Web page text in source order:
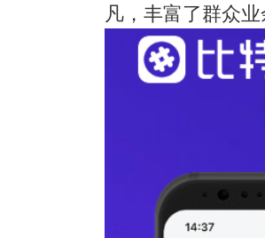
凡，丰富了群众